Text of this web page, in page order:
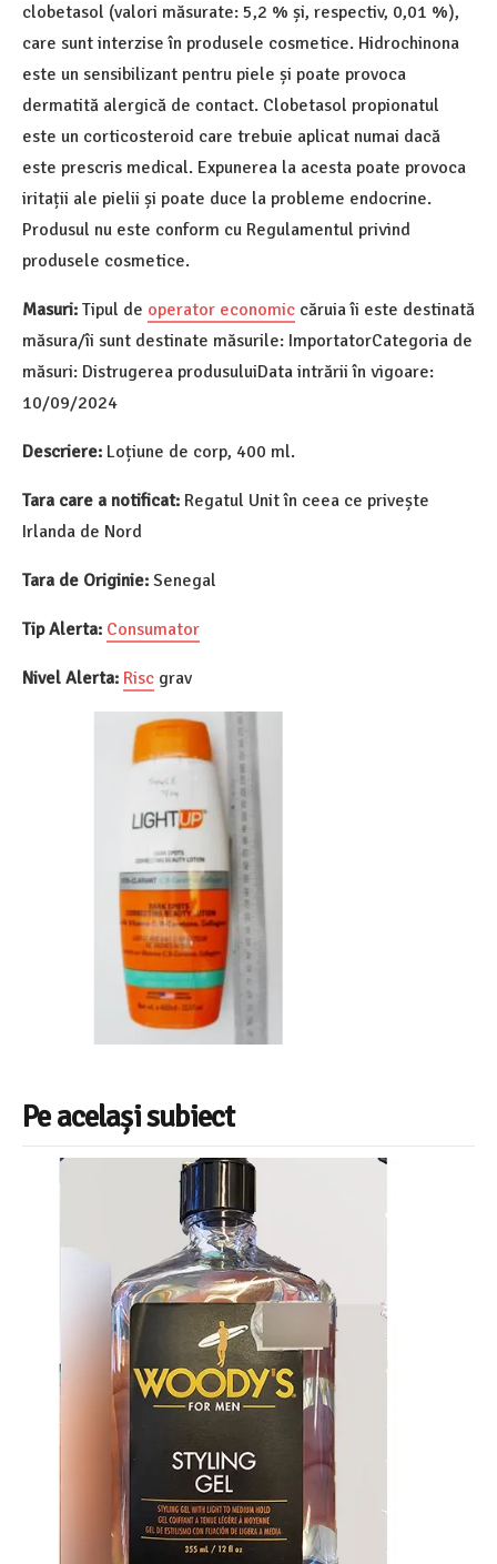
clobetasol (valori măsurate: 5,2 % și, respectiv, 0,01 %),
care sunt interzise în produsele cosmetice. Hidrochinona
este un sensibilizant pentru piele și poate provoca
dermatită alergică de contact. Clobetasol propionatul
este un corticosteroid care trebuie aplicat numai dacă
este prescris medical. Expunerea la acesta poate provoca
iritații ale pielii și poate duce la probleme endocrine.
Produsul nu este conform cu Regulamentul privind
produsele cosmetice.
Masuri: Tipul de operator economic căruia îi este destinată
măsura/îi sunt destinate măsurile: ImportatorCategoria de
măsuri: Distrugerea produsuluiData intrării în vigoare:
10/09/2024
Descriere: Loțiune de corp, 400 ml.
Tara care a notificat: Regatul Unit în ceea ce privește
Irlanda de Nord
Tara de Originie: Senegal
Tip Alerta: Consumator
Nivel Alerta: Risc grav
Pe același subiect